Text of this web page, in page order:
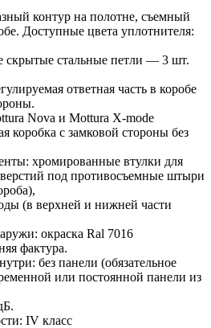
контур на полотне, съемный
Доступные цвета уплотнителя:
скрытые стальные петли — 3 шт.
ответная часть в коробе
Nova и Mottura X-mode
коробка с замковой стороны без
хромированные втулки для
под противосъемные штыри
(в верхней и нижней части
окраска Ral 7016
фактура.
без панели (обязательное
или постоянной панели из
IV класс